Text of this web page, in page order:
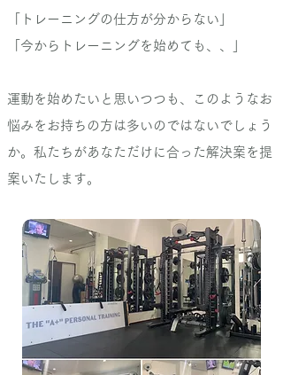
「トレーニングの仕方が分からない」
「今からトレーニングを始めても、、」
運動を始めたいと思いつつも、このようなお
悩みをお持ちの方は多いのではないでしょう
か。私たちがあなただけに合った解決案を提
案いたします。